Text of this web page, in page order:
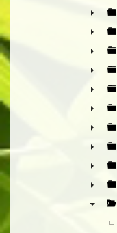
►
►
►
►
►
►
►
►
►
►
►